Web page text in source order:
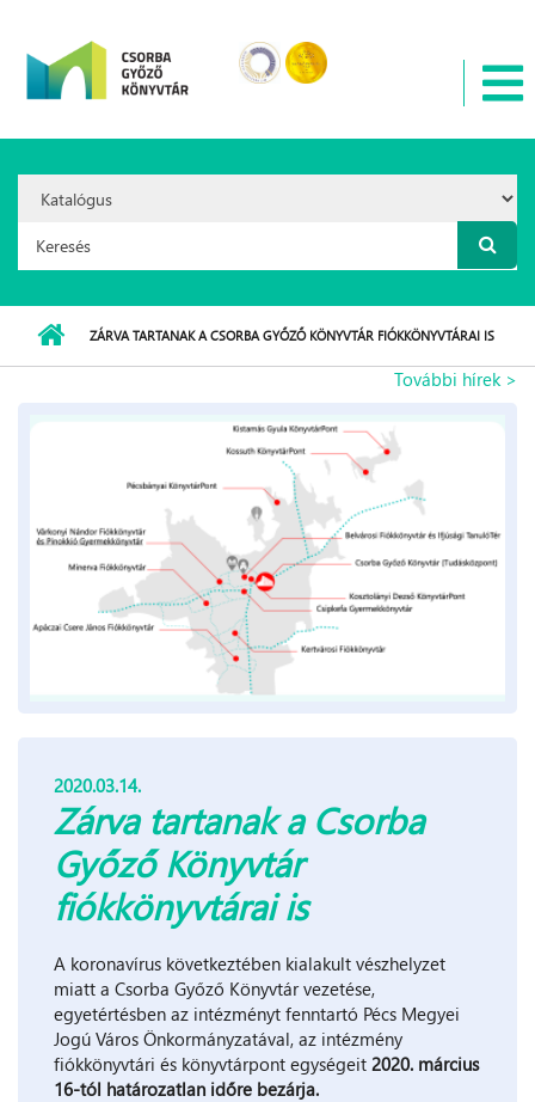
Option:
Keresés űrlap
ZÁRVA TARTANAK A CSORBA GYŐZŐ KÖNYVTÁR FIÓKKÖNYVTÁRAI IS
További hírek >
2020.03.14.
Zárva tartanak a Csorba
Győző Könyvtár
fiókkönyvtárai is
A koronavírus következtében kialakult vészhelyzet
miatt a Csorba Győző Könyvtár vezetése,
egyetértésben az intézményt fenntartó Pécs Megyei
Jogú Város Önkormányzatával, az intézmény
fiókkönyvtári és könyvtárpont egységeit 2020. március
16-tól határozatlan időre bezárja.